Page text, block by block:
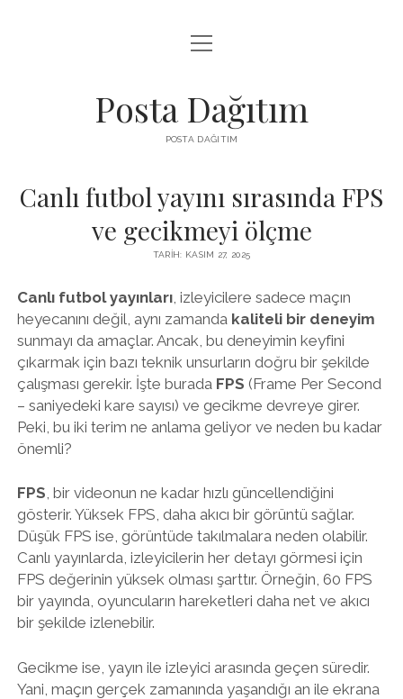
INSTAGRAM GIZLI HIKAYE İZLE
PARASIZ TWITTER BEĞENI YÜKSELTME
menüyü
aç
Posta Dağıtım
POSTA DAĞITIM
Canlı futbol yayını sırasında FPS
ve gecikmeyi ölçme
TARIH: KASIM 27, 2025
Canlı futbol yayınları, izleyicilere sadece maçın
heyecanını değil, aynı zamanda kaliteli bir deneyim
sunmayı da amaçlar. Ancak, bu deneyimin keyfini
çıkarmak için bazı teknik unsurların doğru bir şekilde
çalışması gerekir. İşte burada FPS (Frame Per Second
– saniyedeki kare sayısı) ve gecikme devreye girer.
Peki, bu iki terim ne anlama geliyor ve neden bu kadar
önemli?
FPS, bir videonun ne kadar hızlı güncellendiğini
gösterir. Yüksek FPS, daha akıcı bir görüntü sağlar.
Düşük FPS ise, görüntüde takılmalara neden olabilir.
Canlı yayınlarda, izleyicilerin her detayı görmesi için
FPS değerinin yüksek olması şarttır. Örneğin, 60 FPS
bir yayında, oyuncuların hareketleri daha net ve akıcı
bir şekilde izlenebilir.
Gecikme ise, yayın ile izleyici arasında geçen süredir.
Yani, maçın gerçek zamanında yaşandığı an ile ekrana